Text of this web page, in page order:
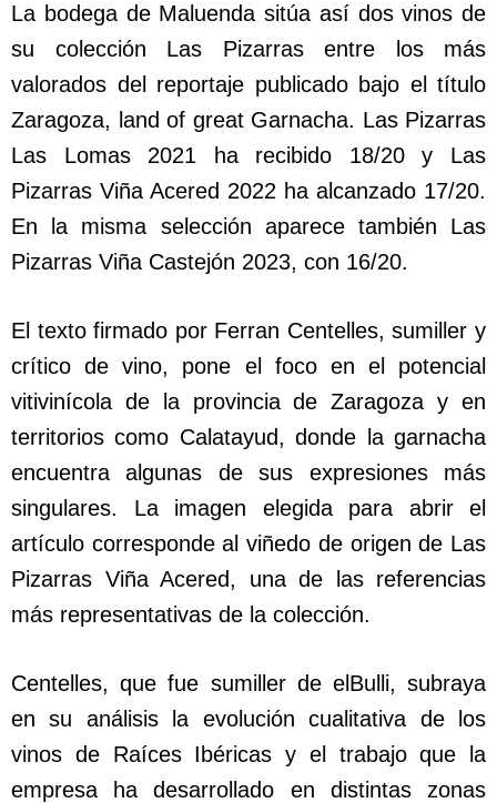
La bodega de Maluenda sitúa así dos vinos de
su colección Las Pizarras entre los más
valorados del reportaje publicado bajo el título
Zaragoza, land of great Garnacha. Las Pizarras
Las Lomas 2021 ha recibido 18/20 y Las
Pizarras Viña Acered 2022 ha alcanzado 17/20.
En la misma selección aparece también Las
Pizarras Viña Castejón 2023, con 16/20.
El texto firmado por Ferran Centelles, sumiller y
crítico de vino, pone el foco en el potencial
vitivinícola de la provincia de Zaragoza y en
territorios como Calatayud, donde la garnacha
encuentra algunas de sus expresiones más
singulares. La imagen elegida para abrir el
artículo corresponde al viñedo de origen de Las
Pizarras Viña Acered, una de las referencias
más representativas de la colección.
Centelles, que fue sumiller de elBulli, subraya
en su análisis la evolución cualitativa de los
vinos de Raíces Ibéricas y el trabajo que la
empresa ha desarrollado en distintas zonas